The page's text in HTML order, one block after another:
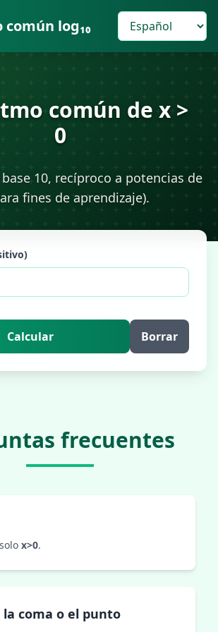
log₁₀
común de x >
0
10, recíproco a potencias de
fines de aprendizaje).
Calcular Borrar
frecuentes
x>0.
coma o el punto